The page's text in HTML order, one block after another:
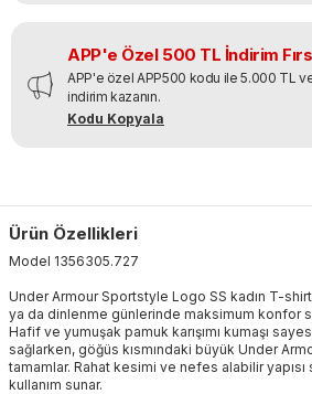
APP'e Özel 500 TL İndirim
APP'e özel APP500 kodu ile 5.000 TL
indirim kazanın.
Kodu Kopyala
Ürün Özellikleri
Model 1356305.727
Under Armour Sportstyle Logo SS kadın T-
ya da dinlenme günlerinde maksimum konfor
Hafif ve yumuşak pamuk karışımı kumaşı
sağlarken, göğüs kısmındaki büyük Under
tamamlar. Rahat kesimi ve nefes alabilir
kullanım sunar.